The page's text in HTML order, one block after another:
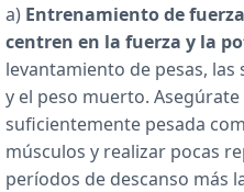
a) Entrenamiento de
centren en la fuerza y la
levantamiento de pesas, las
y el peso muerto.
suficientemente pesada
músculos y realizar pocas
períodos de descanso más